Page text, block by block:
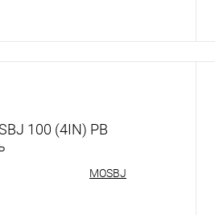
100 (4IN) PB
MOSBJ